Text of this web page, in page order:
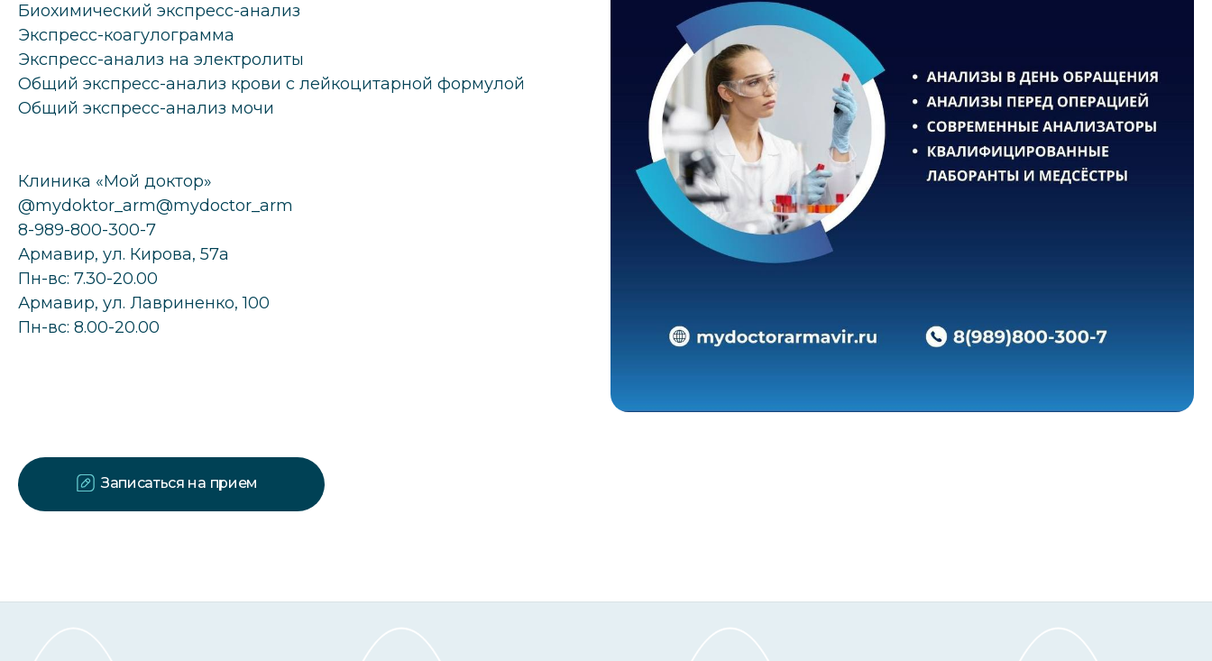
Биохимический экспресс-анализ
Экспресс-коагулограмма
Экспресс-анализ на электролиты
Общий экспресс-анализ крови с лейкоцитарной формулой
Общий экспресс-анализ мочи
Клиника «Мой доктор»
@mydoktor_arm@mydoctor_arm
8-989-800-300-7
Армавир, ул. Кирова, 57а
Пн-вс: 7.30-20.00
Армавир, ул. Лавриненко, 100
Пн-вс: 8.00-20.00
Записаться на прием